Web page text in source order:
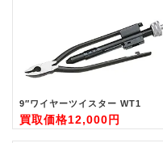
9″ワイヤーツイスター WT1
買取価格12,000円